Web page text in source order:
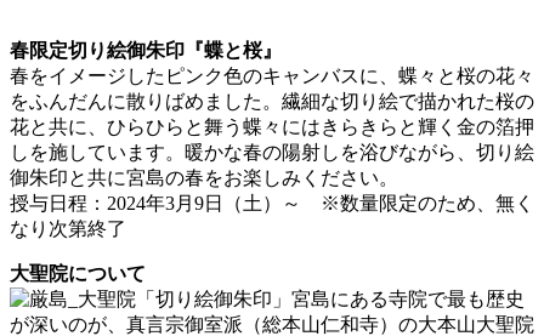
春限定切り絵御朱印『蝶と桜』
春をイメージしたピンク色のキャンバスに、蝶々と桜の花々
をふんだんに散りばめました。繊細な切り絵で描かれた桜の
花と共に、ひらひらと舞う蝶々にはきらきらと輝く金の箔押
しを施しています。暖かな春の陽射しを浴びながら、切り絵
御朱印と共に宮島の春をお楽しみください。
授与日程：2024年3月9日（土）～ ※数量限定のため、無く
なり次第終了
大聖院について
宮島にある寺院で最も歴史
が深いのが、真言宗御室派（総本山仁和寺）の大本山大聖院